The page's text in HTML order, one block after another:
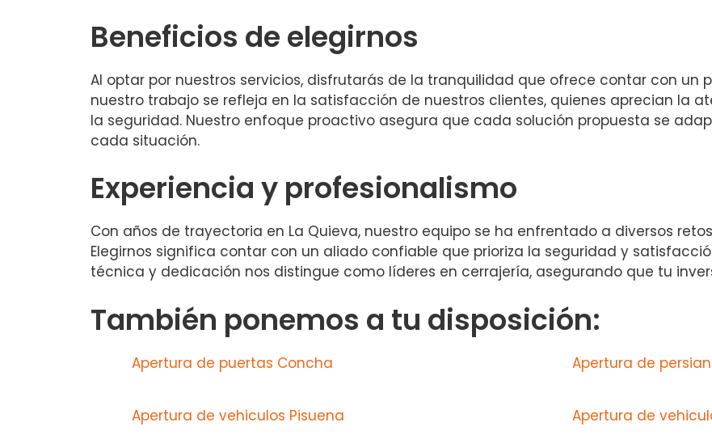
Beneficios de elegirnos
Al optar por nuestros servicios, disfrutarás de la tranquilidad que ofrece contar con un
nuestro trabajo se refleja en la satisfacción de nuestros clientes, quienes aprecian la
la seguridad. Nuestro enfoque proactivo asegura que cada solución propuesta se
cada situación.
Experiencia y profesionalismo
Con años de trayectoria en La Quieva, nuestro equipo se ha enfrentado a diversos
Elegirnos significa contar con un aliado confiable que prioriza la seguridad y
técnica y dedicación nos distingue como líderes en cerrajería, asegurando que tu
También ponemos a tu disposición:
Apertura de puertas Concha Apertura de
Apertura de vehiculos Pisuena Apertura de